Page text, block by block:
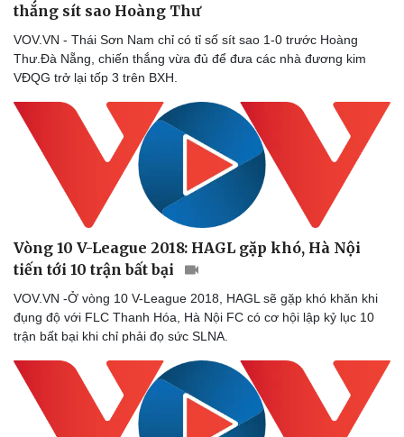
thắng sít sao Hoàng Thư
VOV.VN - Thái Sơn Nam chỉ có tỉ số sít sao 1-0 trước Hoàng
Thư.Đà Nẵng, chiến thắng vừa đủ để đưa các nhà đương kim
VĐQG trở lại tốp 3 trên BXH.
Vòng 10 V-League 2018: HAGL gặp khó, Hà Nội
tiến tới 10 trận bất bại
VOV.VN -Ở vòng 10 V-League 2018, HAGL sẽ gặp khó khăn khi
đụng độ với FLC Thanh Hóa, Hà Nội FC có cơ hội lập kỷ lục 10
trận bất bại khi chỉ phải đọ sức SLNA.